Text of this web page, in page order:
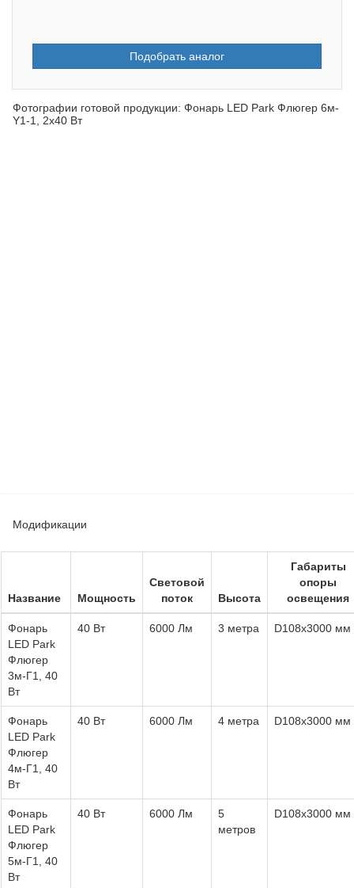
Подобрать аналог
Фотографии готовой продукции: Фонарь LED Park Флюгер 6м-
Y1-1, 2х40 Вт
Модификации
Название Мощность
Световой
поток
Высота
Габариты
опоры
освещения
Фонарь
LED Park
Флюгер
3м-Г1, 40
Вт
40 Вт 6000 Лм 3 метра D108х3000 мм
Фонарь
LED Park
Флюгер
4м-Г1, 40
Вт
40 Вт 6000 Лм 4 метра D108х3000 мм
Фонарь
LED Park
Флюгер
5м-Г1, 40
Вт
40 Вт 6000 Лм
5
метров
D108х3000 мм